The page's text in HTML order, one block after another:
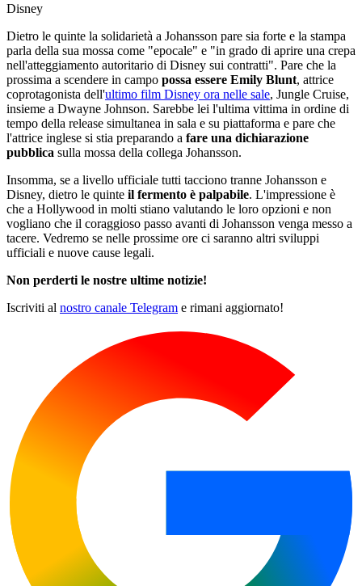
Disney
Dietro le quinte la solidarietà a Johansson pare sia forte e la stampa
parla della sua mossa come "epocale" e "in grado di aprire una crepa
nell'atteggiamento autoritario di Disney sui contratti". Pare che la
prossima a scendere in campo possa essere Emily Blunt, attrice
coprotagonista dell'ultimo film Disney ora nelle sale, Jungle Cruise,
insieme a Dwayne Johnson. Sarebbe lei l'ultima vittima in ordine di
tempo della release simultanea in sala e su piattaforma e pare che
l'attrice inglese si stia preparando a fare una dichiarazione
pubblica sulla mossa della collega Johansson.
Insomma, se a livello ufficiale tutti tacciono tranne Johansson e
Disney, dietro le quinte il fermento è palpabile. L'impressione è
che a Hollywood in molti stiano valutando le loro opzioni e non
vogliano che il coraggioso passo avanti di Johansson venga messo a
tacere. Vedremo se nelle prossime ore ci saranno altri sviluppi
ufficiali e nuove cause legali.
Non perderti le nostre ultime notizie!
Iscriviti al nostro canale Telegram e rimani aggiornato!